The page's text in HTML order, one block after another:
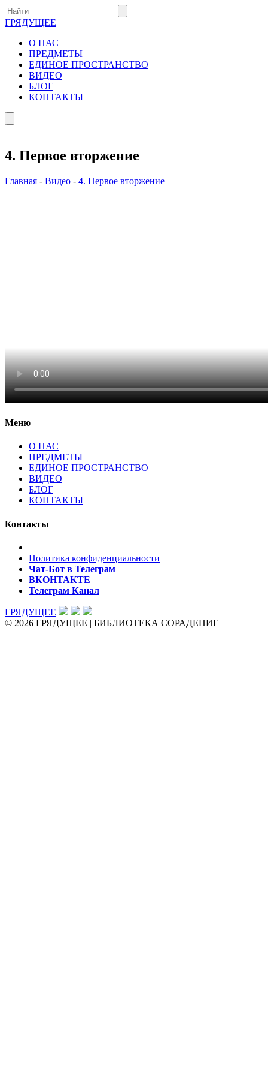
ГРЯДУЩЕЕ
О НАС
ПРЕДМЕТЫ
ЕДИНОЕ ПРОСТРАНСТВО
ВИДЕО
БЛОГ
КОНТАКТЫ
4. Первое вторжение
Главная - Видео - 4. Первое вторжение
Меню
О НАС
ПРЕДМЕТЫ
ЕДИНОЕ ПРОСТРАНСТВО
ВИДЕО
БЛОГ
КОНТАКТЫ
Контакты
Политика конфиденциальности
Чат-Бот в Телеграм
ВКОНТАКТЕ
Телеграм Канал
ГРЯДУЩЕЕ
© 2026 ГРЯДУЩЕЕ | БИБЛИОТЕКА СОРАДЕНИЕ